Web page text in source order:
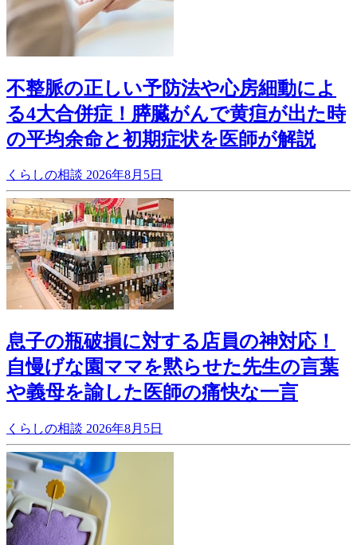
不整脈の正しい予防法や心房細動によ
る4大合併症！膵臓がんで黄疸が出た時
の平均余命と初期症状を医師が解説
くらしの相談 2026年8月5日
息子の瓶破損に対する店員の神対応！
自慢げな園ママを黙らせた先生の言葉
や義母を諭した医師の痛快な一言
くらしの相談 2026年8月5日